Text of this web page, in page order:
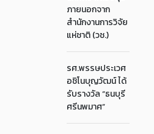
ภายนอกจาก
สำนักงานการวิจัย
แห่ชาติ (วช.)
รศ.พรรษประเวศ
อชิโนบุญวัฒน์ ได้
รับรางวัล “ธนบุรี
ศรีนพมาศ”